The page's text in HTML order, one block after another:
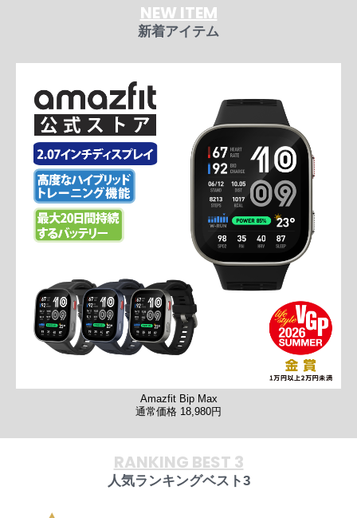
NEW ITEM
新着アイテム
Amazfit Bip Max
通常価格 18,980円
RANKING BEST 3
人気ランキングベスト3